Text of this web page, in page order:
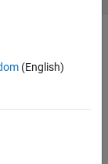
(English)